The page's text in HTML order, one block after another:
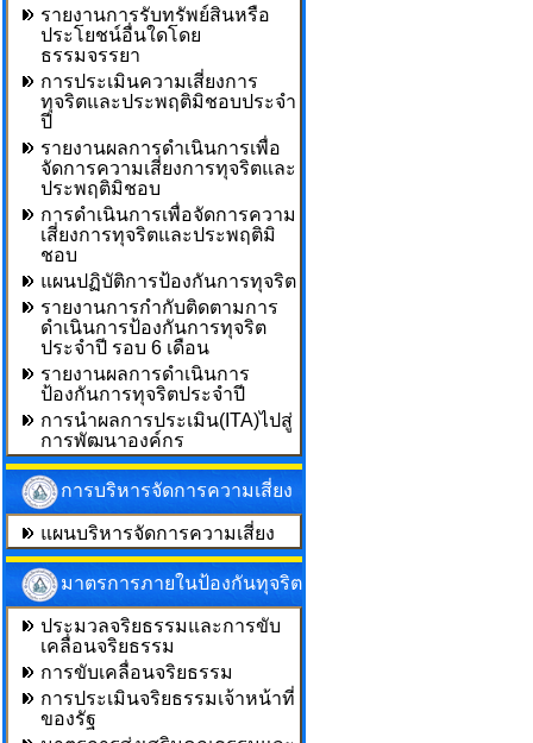
รายงานการรับทรัพย์สินหรือ
ประโยชน์อื่นใดโดย
ธรรมจรรยา
การประเมินความเสี่ยงการ
ทุจริตและประพฤติมิชอบประจำ
ปี
รายงานผลการดำเนินการเพื่อ
จัดการความเสี่ยงการทุจริตและ
ประพฤติมิชอบ
การดำเนินการเพื่อจัดการความ
เสี่ยงการทุจริตและประพฤติมิ
ชอบ
แผนปฏิบัติการป้องกันการทุจริต
รายงานการกำกับติดตามการ
ดำเนินการป้องกันการทุจริต
ประจำปี รอบ 6 เดือน
รายงานผลการดำเนินการ
ป้องกันการทุจริตประจำปี
การนำผลการประเมิน(ITA)ไปสู่
การพัฒนาองค์กร
การบริหารจัดการความเสี่ยง
แผนบริหารจัดการความเสี่ยง
มาตรการภายในป้องกันทุจริต
ประมวลจริยธรรมและการขับ
เคลื่อนจริยธรรม
การขับเคลื่อนจริยธรรม
การประเมินจริยธรรมเจ้าหน้าที่
ของรัฐ